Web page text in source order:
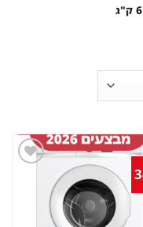
6 ק"ג